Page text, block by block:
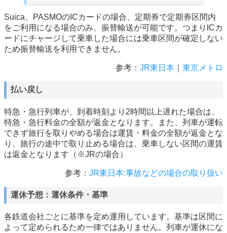
Suica、PASMOのICカードの場合、定期券で定期券区間内
をご利用になる場合のみ、振替輸送が可能です。つまりICカ
ードにチャージして乗車した場合には乗車区間が確定しない
ため振替輸送を利用できません。
参考： JR東日本 東京メトロ
払い戻し
特急・急行列車が、到着時刻より2時間以上遅れた場合は、
特急・急行料金の全額が返金となります。また、列車が運転
できず旅行を取りやめる場合は運賃・料金の全額が返金とな
り、旅行の途中で取り止める場合は、乗車しない区間の運賃
は返金となります（※JRの場合）
参考： JR東日本:事故などの場合の取り扱い
運休予想：運休条件・基準
各鉄道会社ごとに基準を定め運用しています。基準は区間に
よって定められるため一律ではありません。列車が運休にな